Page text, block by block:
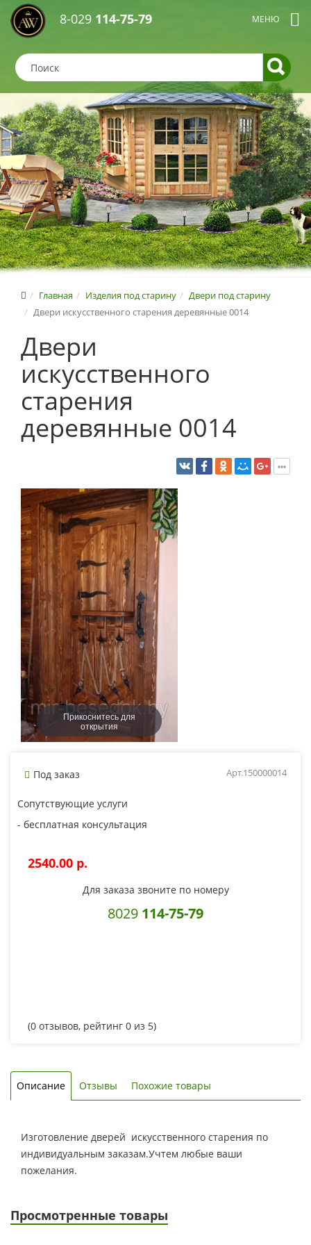
8-029 114-75-79
Главная Изделия под старину
Двери под старину
Двери искусственного старения деревянные 0014
Двери
искусственного
старения
деревянные 0014
Прикоснитесь для
открытия
Под заказ Арт.150000014
Сопутствующие услуги
- бесплатная консультация
2540.00 p.
Для заказа звоните по номеру
8029 114-75-79
(0 отзывов, рейтинг 0 из 5)
Описание Отзывы Похожие товары
Изготовление дверей искусственного старения по
индивидуальным заказам.Учтем любые ваши
пожелания.
Просмотренные товары